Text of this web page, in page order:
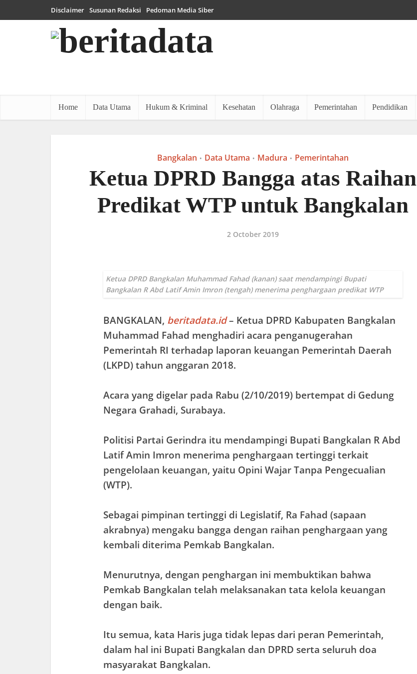
Disclaimer Susunan Redaksi Pedoman Media Siber
Home Data Utama Hukum & Kriminal Kesehatan Olahraga Pemerintahan Pendidikan
Bangkalan • Data Utama • Madura • Pemerintahan
Ketua DPRD Bangga atas Raihan
Predikat WTP untuk Bangkalan
2 October 2019
Ketua DPRD Bangkalan Muhammad Fahad (kanan) saat mendampingi Bupati
Bangkalan R Abd Latif Amin Imron (tengah) menerima penghargaan predikat WTP
BANGKALAN, beritadata.id– Ketua DPRD Kabupaten Bangkalan
Muhammad Fahad menghadiri acara penganugerahan
Pemerintah RI terhadap laporan keuangan Pemerintah Daerah
(LKPD) tahun anggaran 2018.
Acara yang digelar pada Rabu (2/10/2019) bertempat di Gedung
Negara Grahadi, Surabaya.
Politisi Partai Gerindra itu mendampingi Bupati Bangkalan R Abd
Latif Amin Imron menerima penghargaan tertinggi terkait
pengelolaan keuangan, yaitu Opini Wajar Tanpa Pengecualian
(WTP).
Sebagai pimpinan tertinggi di Legislatif, Ra Fahad (sapaan
akrabnya) mengaku bangga dengan raihan penghargaan yang
kembali diterima Pemkab Bangkalan.
Menurutnya, dengan penghargan ini membuktikan bahwa
Pemkab Bangkalan telah melaksanakan tata kelola keuangan
dengan baik.
Itu semua, kata Haris juga tidak lepas dari peran Pemerintah,
dalam hal ini Bupati Bangkalan dan DPRD serta seluruh doa
masyarakat Bangkalan.